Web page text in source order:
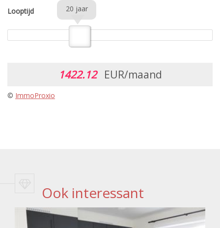
Looptijd 20 jaar
1422.12 EUR/maand
© ImmoProxio
Ook interessant